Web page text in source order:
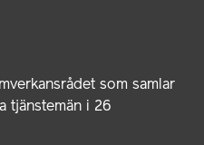
som samlar
tjänstemän i 26